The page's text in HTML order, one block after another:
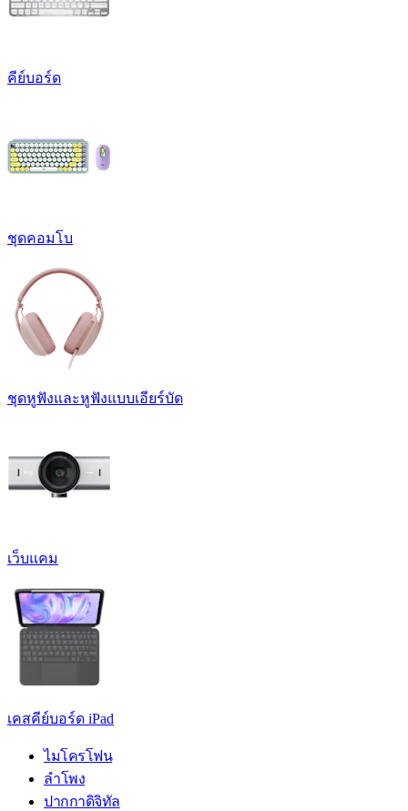
คีย์บอร์ด
ชุดคอมโบ
ชุดหูฟังและหูฟังแบบเอียร์บัด
เว็บแคม
เคสคีย์บอร์ด iPad
ไมโครโฟน
ลำโพง
ปากกาดิจิทัล